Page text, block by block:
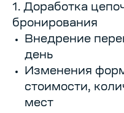
1. Доработка
бронирования
Внедрение
день
Изменения
стоимости,
мест